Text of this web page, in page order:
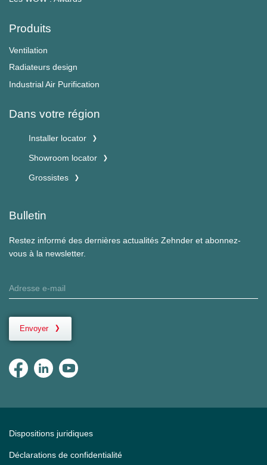
Produits
Ventilation
Radiateurs design
Industrial Air Purification
Dans votre région
Installer locator
Showroom locator
Grossistes
Bulletin
Restez informé des dernières actualités Zehnder et abonnez-
vous à la newsletter.
Envoyer
Dispositions juridiques
Déclarations de confidentialité